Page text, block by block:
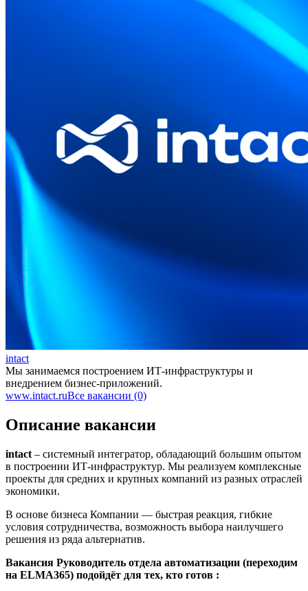
intact
Мы занимаемся построением ИТ-инфраструктуры и
внедрением бизнес-приложений.
www.intact.ruВсе вакансии (0)
Описание вакансии
intact – системный интегратор, обладающий большим опытом
в построении ИТ-инфраструктур. Мы реализуем комплексные
проекты для средних и крупных компаний из разных отраслей
экономики.
В основе бизнеса Компании — быстрая реакция, гибкие
условия сотрудничества, возможность выбора наилучшего
решения из ряда альтернатив.
Вакансия Руководитель отдела автоматизации (переходим
на ELMA365) подойдёт для тех, кто готов :